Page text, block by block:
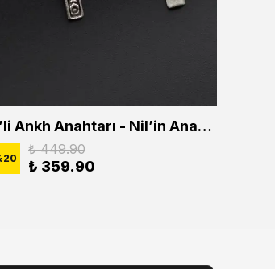
2’li Ankh Anahtarı - Nil’in Anahtarı Erkek Kadın Kolye Seti
20
₺ 449.90
₺ 359.90